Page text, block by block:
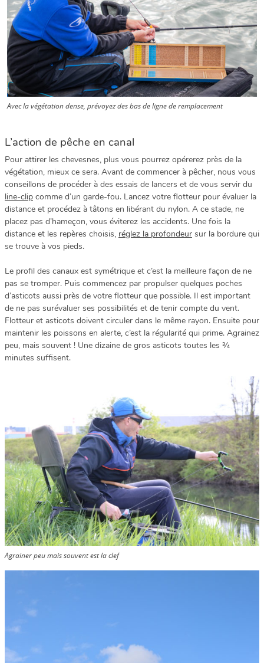
Avec la végétation dense, prévoyez des bas de ligne de remplacement
L’action de pêche en canal
Pour attirer les chevesnes, plus vous pourrez opérerez près de la
végétation, mieux ce sera. Avant de commencer à pêcher, nous vous
conseillons de procéder à des essais de lancers et de vous servir du
line-clip comme d’un garde-fou. Lancez votre flotteur pour évaluer la
distance et procédez à tâtons en libérant du nylon. A ce stade, ne
placez pas d’hameçon, vous éviterez les accidents. Une fois la
distance et les repères choisis, réglez la profondeur sur la bordure qui
se trouve à vos pieds.
Le profil des canaux est symétrique et c’est la meilleure façon de ne
pas se tromper. Puis commencez par propulser quelques poches
d’asticots aussi près de votre flotteur que possible. Il est important
de ne pas surévaluer ses possibilités et de tenir compte du vent.
Flotteur et asticots doivent circuler dans le même rayon. Ensuite pour
maintenir les poissons en alerte, c’est la régularité qui prime. Agrainez
peu, mais souvent ! Une dizaine de gros asticots toutes les ¾
minutes suffisent.
Agrainer peu mais souvent est la clef